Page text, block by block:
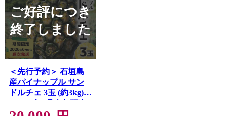
ご好評につき
終了しました
＜先行予約＞ 石垣島
産パイナップル サン
ドルチェ 3玉 (約3kg)
＜2026年6月上旬順次
発送＞｜産地直送 沖